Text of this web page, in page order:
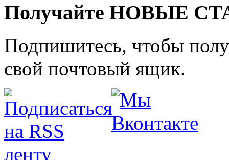
Получайте НОВЫЕ
Подпишитесь, чтобы
свой почтовый ящик.